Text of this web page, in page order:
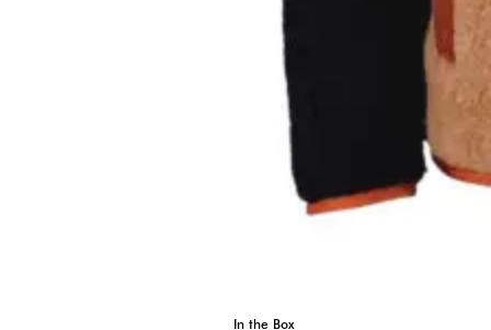
In the Box